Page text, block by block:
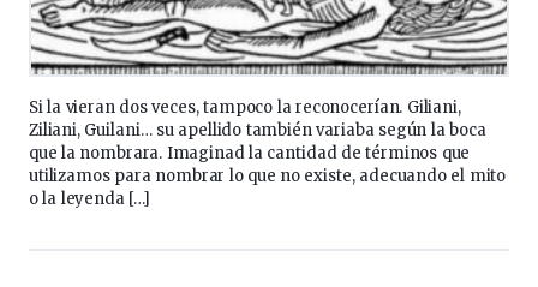
Si la vieran dos veces, tampoco la reconocerían. Giliani,
Ziliani, Guilani… su apellido también variaba según la boca
que la nombrara. Imaginad la cantidad de términos que
utilizamos para nombrar lo que no existe, adecuando el mito
o la leyenda […]